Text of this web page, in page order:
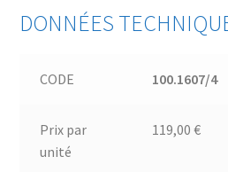
DONNÉES
CODE 100.1607/4
Prix par
unité
119,00 €